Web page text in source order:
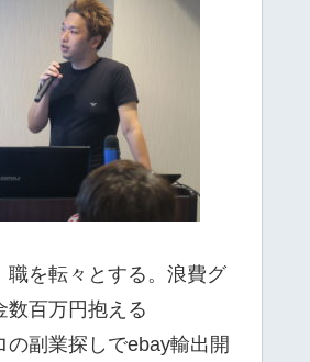
を転々とする。浪費グ
数百万円抱える
副業探しでebay輸出開